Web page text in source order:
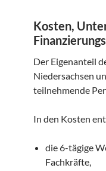
Kosten,
Der Eigenanteil
Niedersachsen
teilnehmende
In den Kosten
die 6-tägige
Fachkräfte,